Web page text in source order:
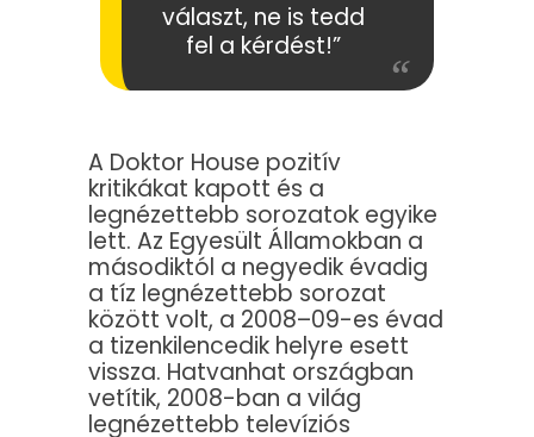
választ, ne is tedd
fel a kérdést!”
A Doktor House pozitív
kritikákat kapott és a
legnézettebb sorozatok egyike
lett. Az Egyesült Államokban a
másodiktól a negyedik évadig
a tíz legnézettebb sorozat
között volt, a 2008–09-es évad
a tizenkilencedik helyre esett
vissza. Hatvanhat országban
vetítik, 2008-ban a világ
legnézettebb televíziós